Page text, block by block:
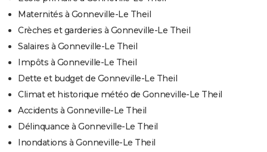
Maternités à Gonneville-Le Theil
Crèches et garderies à Gonneville-Le Theil
Salaires à Gonneville-Le Theil
Impôts à Gonneville-Le Theil
Dette et budget de Gonneville-Le Theil
Climat et historique météo de Gonneville-Le Theil
Accidents à Gonneville-Le Theil
Délinquance à Gonneville-Le Theil
Inondations à Gonneville-Le Theil